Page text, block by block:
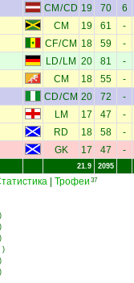
CM /CD 19 70 6
CM 19 61 -
CF/CM 18 59 -
LD/ LM 20 81 -
CM 18 55 -
CD/CM 20 72 -
LM 17 47 -
RD 18 58 -
GK 17 47 -
21.9 2095
Трофеи 37
)
)
)
)
)